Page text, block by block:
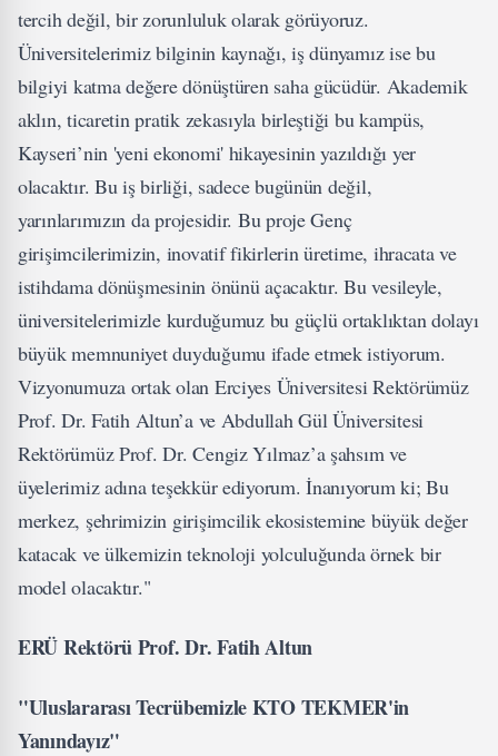
tercih değil, bir zorunluluk olarak görüyoruz.
Üniversitelerimiz bilginin kaynağı, iş dünyamız ise bu
bilgiyi katma değere dönüştüren saha gücüdür. Akademik
aklın, ticaretin pratik zekasıyla birleştiği bu kampüs,
Kayseri’nin 'yeni ekonomi' hikayesinin yazıldığı yer
olacaktır. Bu iş birliği, sadece bugünün değil,
yarınlarımızın da projesidir. Bu proje Genç
girişimcilerimizin, inovatif fikirlerin üretime, ihracata ve
istihdama dönüşmesinin önünü açacaktır. Bu vesileyle,
üniversitelerimizle kurduğumuz bu güçlü ortaklıktan dolayı
büyük memnuniyet duyduğumu ifade etmek istiyorum.
Vizyonumuza ortak olan Erciyes Üniversitesi Rektörümüz
Prof. Dr. Fatih Altun’a ve Abdullah Gül Üniversitesi
Rektörümüz Prof. Dr. Cengiz Yılmaz’a şahsım ve
üyelerimiz adına teşekkür ediyorum. İnanıyorum ki; Bu
merkez, şehrimizin girişimcilik ekosistemine büyük değer
katacak ve ülkemizin teknoloji yolculuğunda örnek bir
model olacaktır."
ERÜ Rektörü Prof. Dr. Fatih Altun
"Uluslararası Tecrübemizle KTO TEKMER'in
Yanındayız"